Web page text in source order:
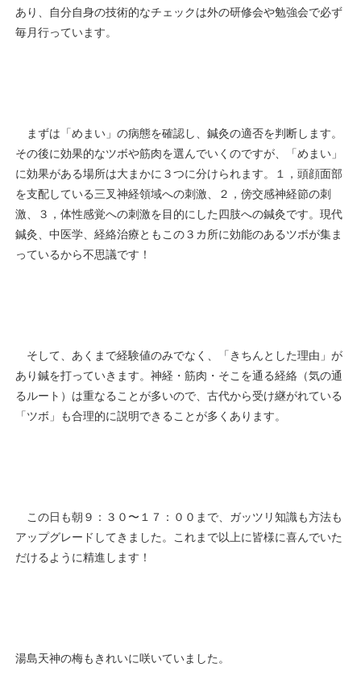
あり、自分自身の技術的なチェックは外の研修会や勉強会で必ず
毎月行っています。
まずは「めまい」の病態を確認し、鍼灸の適否を判断します。
その後に効果的なツボや筋肉を選んでいくのですが、「めまい」
に効果がある場所は大まかに３つに分けられます。１，頭顔面部
を支配している三叉神経領域への刺激、２，傍交感神経節の刺
激、３，体性感覚への刺激を目的にした四肢への鍼灸です。現代
鍼灸、中医学、経絡治療ともこの３カ所に効能のあるツボが集ま
っているから不思議です！
そして、あくまで経験値のみでなく、「きちんとした理由」が
あり鍼を打っていきます。神経・筋肉・そこを通る経絡（気の通
るルート）は重なることが多いので、古代から受け継がれている
「ツボ」も合理的に説明できることが多くあります。
この日も朝９：３０〜１７：００まで、ガッツリ知識も方法も
アップグレードしてきました。これまで以上に皆様に喜んでいた
だけるように精進します！
湯島天神の梅もきれいに咲いていました。